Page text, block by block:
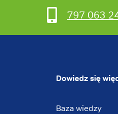
797 063
Dowiedz się
Baza wiedzy